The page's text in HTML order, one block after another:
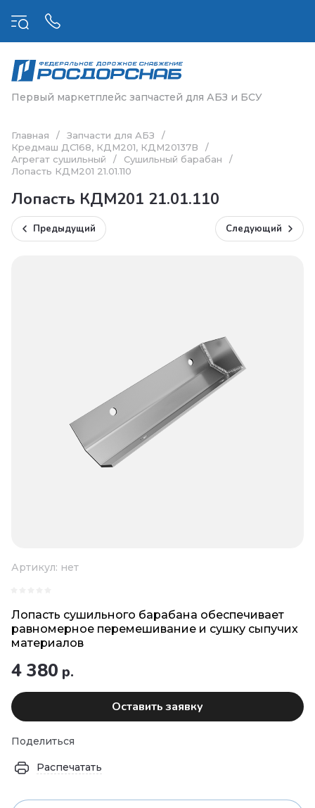
Первый маркетплейс запчастей для АБЗ и БСУ
Главная / Запчасти для АБЗ
/
Кредмаш ДС168, КДМ201, КДМ20137В
/
Агрегат сушильный
/ Сушильный барабан
/
Лопасть КДМ201 21.01.110
Лопасть КДМ201 21.01.110
Предыдущий Следующий
Артикул: нет
Лопасть сушильного барабана обеспечивает
равномерное перемешивание и сушку сыпучих
материалов
4 380 р.
Оставить заявку
Поделиться
Распечатать